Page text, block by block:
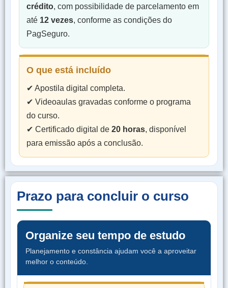
crédito, com possibilidade de parcelamento em
até 12 vezes, conforme as condições do
PagSeguro.
O que está incluído
✔ Apostila digital completa.
✔ Videoaulas gravadas conforme o programa
do curso.
✔ Certificado digital de 20 horas, disponível
para emissão após a conclusão.
Prazo para concluir o curso
Organize seu tempo de estudo
Planejamento e constância ajudam você a aproveitar
melhor o conteúdo.